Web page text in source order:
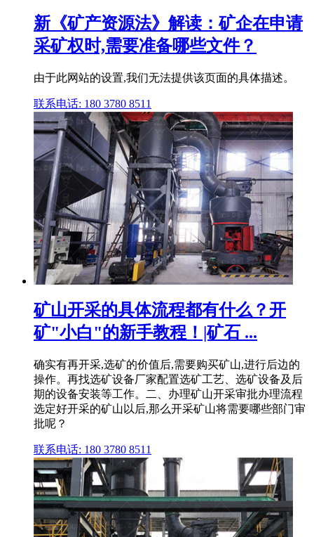
新《矿产资源法》解读：矿企在申请
采矿权时,需要准备哪些文件？
由于此网站的设置,我们无法提供该页面的具体描述。
联系电话: 180 3780 8511
矿山开采的具体流程都有什么？开
矿"小白"的新手教程！|矿石 ...
确实有再开采,选矿的价值后,需要购买矿山,进行后边的
操作。再找选矿设备厂家配置选矿工艺、选矿设备及后
期的设备安装等工作。二、办理矿山开采审批办理流程
选定好开采的矿山以后,那么开采矿山将需要哪些部门审
批呢？
联系电话: 180 3780 8511